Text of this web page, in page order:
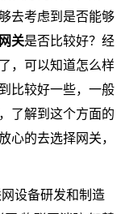
去考虑到是否能够
关是否比较好？经
，可以知道怎么样
比较好一些，一般
了解到这个方面的
心的去选择网关，
设备研发和制造